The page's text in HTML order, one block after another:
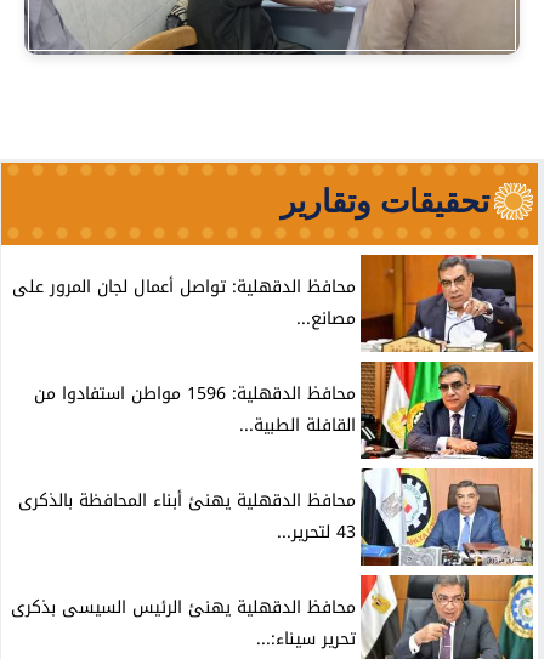
تحقيقات وتقارير
محافظ الدقهلية: تواصل أعمال لجان المرور على
مصانع...
محافظ الدقهلية: 1596 مواطن استفادوا من
القافلة الطبية...
محافظ الدقهلية يهنئ أبناء المحافظة بالذكرى
43 لتحرير...
محافظ الدقهلية يهنئ الرئيس السيسى بذكرى
تحرير سيناء:...